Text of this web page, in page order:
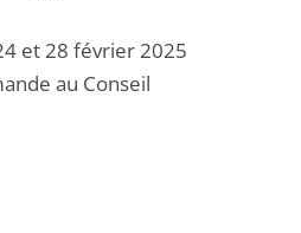
et 28 février 2025
au Conseil